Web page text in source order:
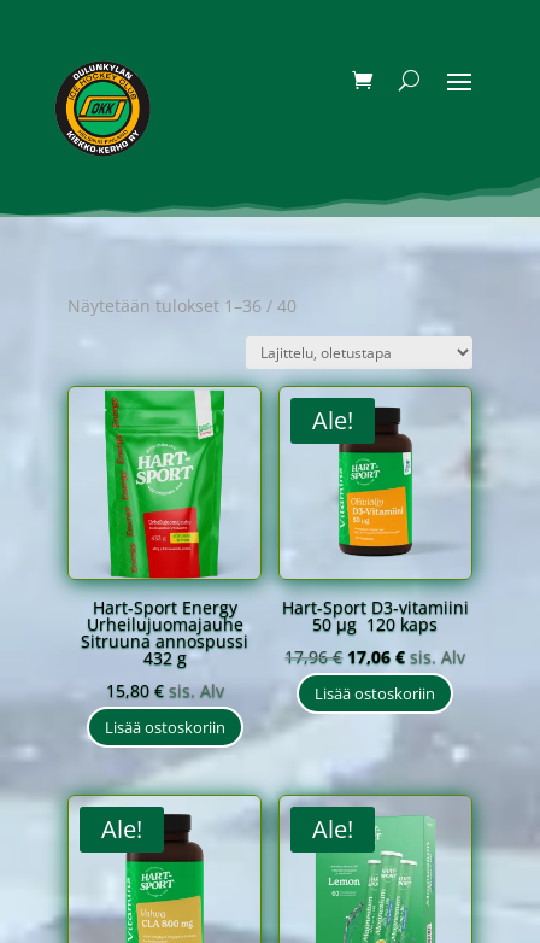
Näytetään tulokset 1–36 / 40
Hart-Sport Energy
Urheilujuomajauhe
Sitruuna annospussi
432 g
15,80 € sis. Alv
Lisää ostoskoriin
Ale!
Hart-Sport D3-vitamiini
50 µg 120 kaps
17,96€Alkuperäinen
hinta
oli:
17,06€Nykyinen
hinta
on:
17,06 €.
sis. Alv
Lisää ostoskoriin
Ale! Ale!